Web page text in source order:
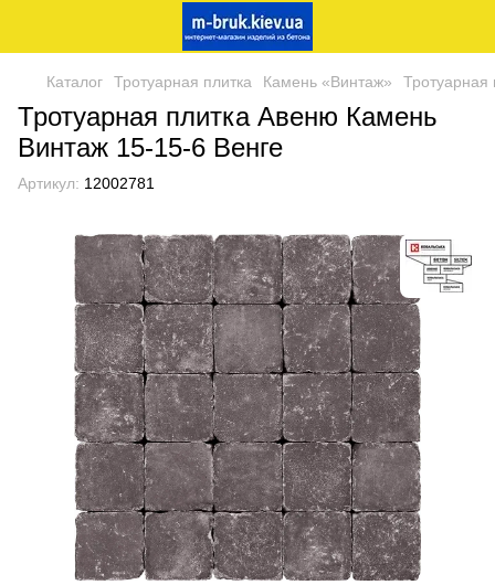
Каталог Тротуарная плитка Камень «Винтаж»
Тротуарная плитка Авеню Камень
Винтаж 15-15-6 Венге
Артикул: 12002781